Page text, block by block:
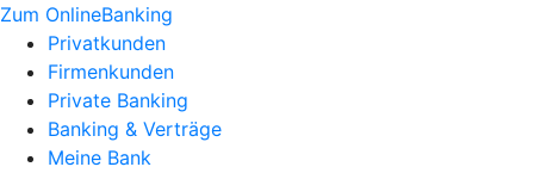
Zum OnlineBanking
Privatkunden
Firmenkunden
Private Banking
Banking & Verträge
Meine Bank